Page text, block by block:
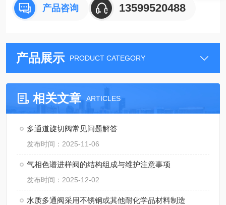
产品咨询 13599520488
产品展示 PRODUCT CATEGORY
相关文章 ARTICLES
多通道旋切阀常见问题解答
发布时间：2025-11-06
气相色谱进样阀的结构组成与维护注意事项
发布时间：2025-12-02
水质多通阀采用不锈钢或其他耐化学品材料制造